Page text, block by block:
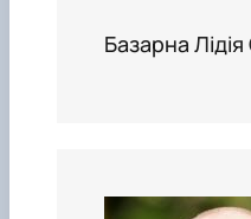
Базарна